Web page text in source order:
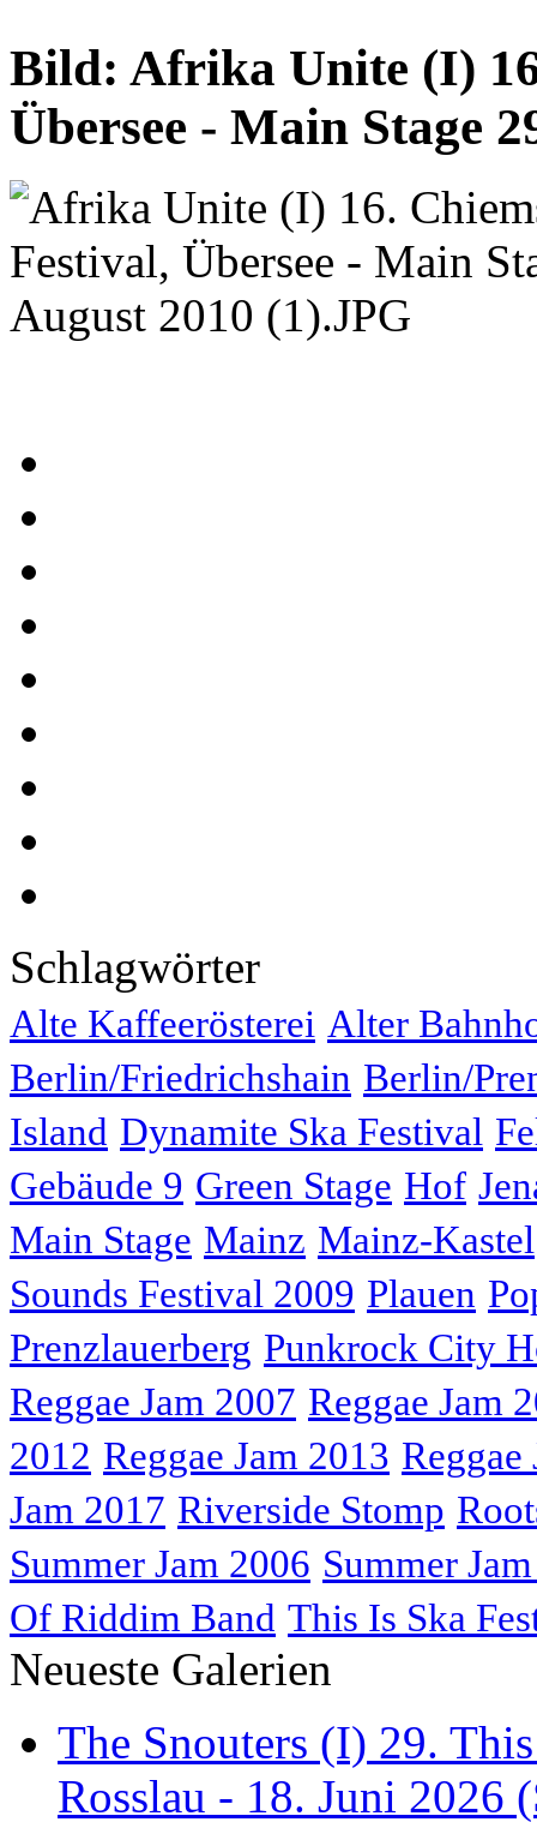
Bild: Afrika Unite (I)
Übersee - Main Stage
Schlagwörter
Alte Kaffeerösterei Alter
Berlin/Friedrichshain Berlin/
Island Dynamite Ska Festival
Gebäude 9 Green Stage Hof
Main Stage Mainz Mainz-Kastel
Sounds Festival 2009 Plauen
Prenzlauerberg Punkrock City
Reggae Jam 2007 Reggae Jam
2012 Reggae Jam 2013 Reggae
Jam 2017 Riverside Stomp
Summer Jam 2006 Summer
Of Riddim Band This Is Ska
Neueste Galerien
The Snouters (I) 29.
Rosslau - 18. Juni 2026